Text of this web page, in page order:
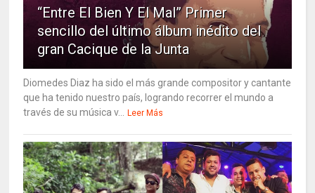
“Entre El Bien Y El Mal” Primer
sencillo del último álbum inédito del
gran Cacique de la Junta
Diomedes Diaz ha sido el más grande compositor y cantante
que ha tenido nuestro país, logrando recorrer el mundo a
través de su música v...
Leer Más